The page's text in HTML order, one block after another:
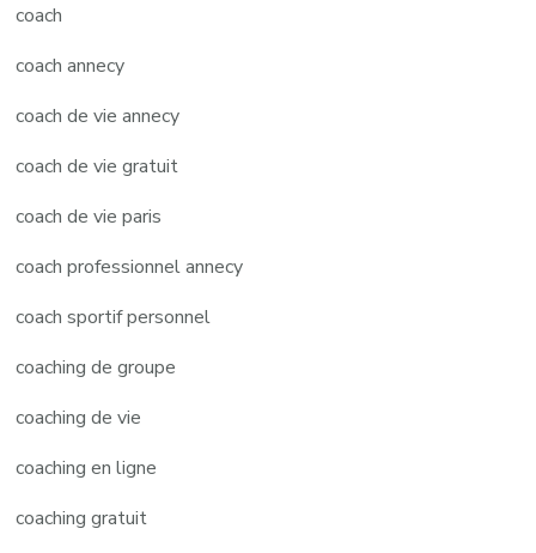
coach
coach annecy
coach de vie annecy
coach de vie gratuit
coach de vie paris
coach professionnel annecy
coach sportif personnel
coaching de groupe
coaching de vie
coaching en ligne
coaching gratuit